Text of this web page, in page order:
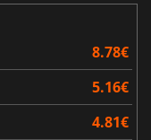
8.78€
5.16€
4.81€